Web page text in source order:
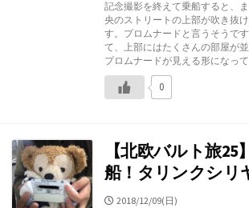
リ
ー
記念撮影を終えて乗船すると、
央のストリートの上部が吹き抜
す。プロムナードと言うそうで
て、上部にはたくさんの部屋が
プロムナードが見える形になっ
0
【北欧バルト旅
船！タリンクシリ
公
2018/12/09(日)